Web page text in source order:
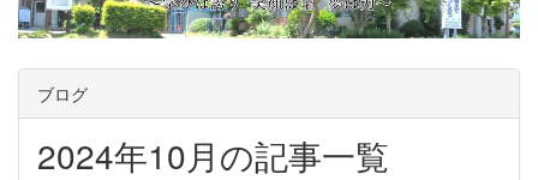
ブログ
2024年10月の記事一覧